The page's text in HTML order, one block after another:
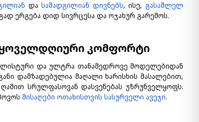
დასამადგილიან დივნებს, ისე,გასაშლელ
ერგება დიდ სივრცესა და ოჯახურ გარემოს.
ყოველდღიური კომფორტი
და ულტრა თანამედროვე მოდელებიდან
დამზადებულია მაღალი ხარისხის მასალებით,
სრულფასოვან დასვენებას უზრუნველყოფს.
მისაღები ოთახისთვის სასურველი ავეჯი.